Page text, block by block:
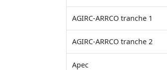
AGIRC-ARRCO tranche 1
AGIRC-ARRCO tranche 2
Apec